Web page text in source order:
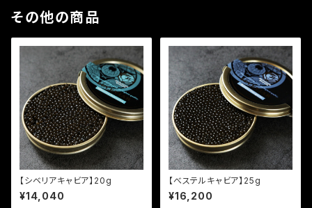
その他の商品
【シベリアキャビア】20g
¥14,040
【べステルキャビア】25g
¥16,200